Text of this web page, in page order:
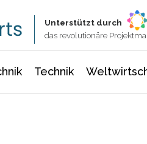
Unterstützt durch
das revolutionäre
Technik